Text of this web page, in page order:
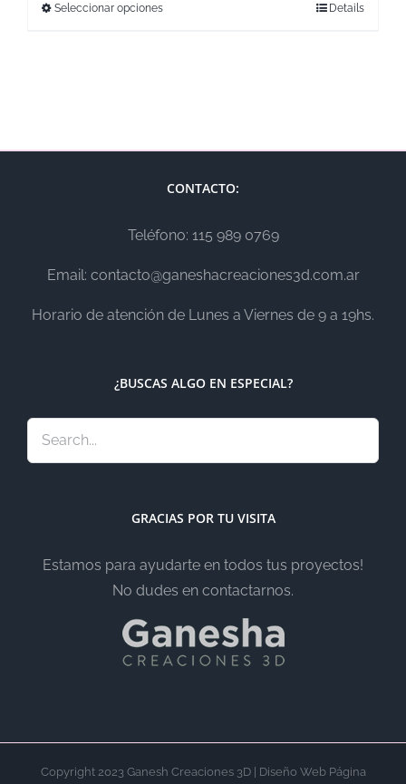
Seleccionar opciones Details
CONTACTO:
Teléfono: 115 989 0769
Email: contacto@ganeshacreaciones3d.com.ar
Horario de atención de Lunes a Viernes de 9 a 19hs.
¿BUSCAS ALGO EN ESPECIAL?
GRACIAS POR TU VISITA
Estamos para ayudarte en todos tus proyectos!
No dudes en contactarnos.
Copyright 2023 Ganesh Creaciones 3D | Diseño Web Página